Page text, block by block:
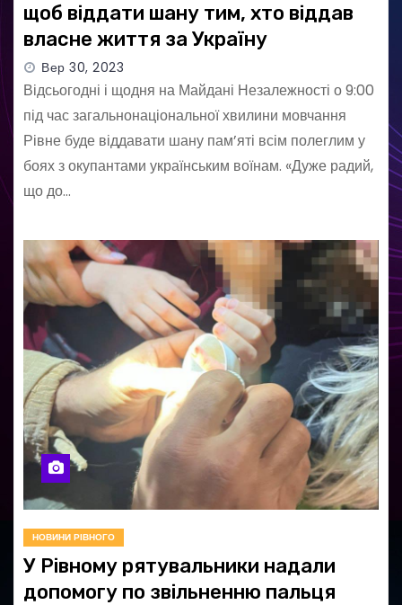
щоб віддати шану тим, хто віддав
власне життя за Україну
Вер 30, 2023
Відсьогодні і щодня на Майдані Незалежності о 9:00
під час загальнонаціональної хвилини мовчання
Рівне буде віддавати шану пам’яті всім полеглим у
боях з окупантами українським воїнам. «Дуже радий,
що до…
НОВИНИ РІВНОГО
У Рівному рятувальники надали
допомогу по звільненню пальця